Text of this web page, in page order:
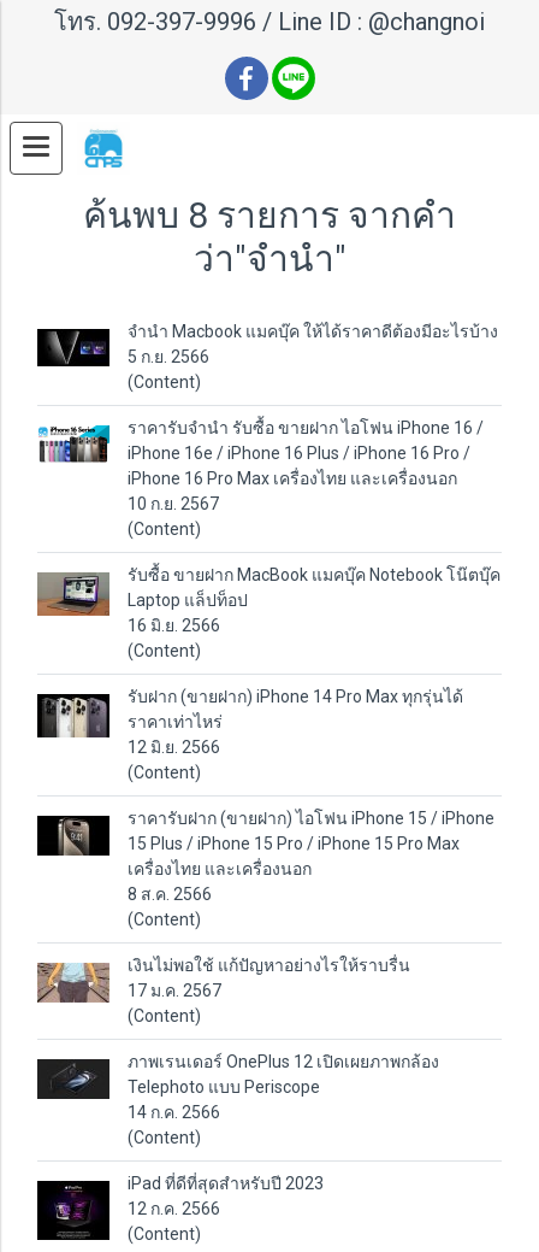
โทร. 092-397-9996 / Line ID : @changnoi
ค้นพบ 8 รายการ จากคำ
ว่า"จำนำ"
จำนำ Macbook แมคบุ๊ค ให้ได้ราคาดีต้องมีอะไรบ้าง
5 ก.ย. 2566
(Content)
ราคารับจำนำ รับซื้อ ขายฝาก ไอโฟน iPhone 16 /
iPhone 16e / iPhone 16 Plus / iPhone 16 Pro /
iPhone 16 Pro Max เครื่องไทย และเครื่องนอก
10 ก.ย. 2567
(Content)
รับซื้อ ขายฝาก MacBook แมคบุ๊ค Notebook โน๊ตบุ๊ค
Laptop แล็ปท็อป
16 มิ.ย. 2566
(Content)
รับฝาก (ขายฝาก) iPhone 14 Pro Max ทุกรุ่นได้
ราคาเท่าไหร่
12 มิ.ย. 2566
(Content)
ราคารับฝาก (ขายฝาก) ไอโฟน iPhone 15 / iPhone
15 Plus / iPhone 15 Pro / iPhone 15 Pro Max
เครื่องไทย และเครื่องนอก
8 ส.ค. 2566
(Content)
เงินไม่พอใช้ แก้ปัญหาอย่างไรให้ราบรื่น
17 ม.ค. 2567
(Content)
ภาพเรนเดอร์ OnePlus 12 เปิดเผยภาพกล้อง
Telephoto แบบ Periscope
14 ก.ค. 2566
(Content)
iPad ที่ดีที่สุดสำหรับปี 2023
12 ก.ค. 2566
(Content)